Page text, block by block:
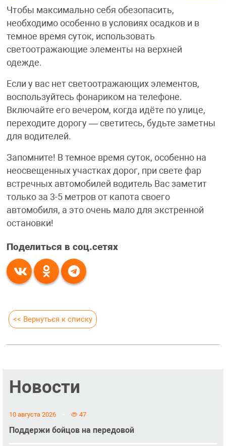
Чтобы максимально себя обезопасить,
необходимо особенно в условиях осадков и в
темное время суток, использовать
светоотражающие элементы на верхней
одежде.
Если у вас нет светоотражающих элементов,
воспользуйтесь фонариком на телефоне.
Включайте его вечером, когда идёте по улице,
переходите дорогу — светитесь, будьте заметны
для водителей.
Запомните! В темное время суток, особенно на
неосвещенных участках дорог, при свете фар
встречных автомобилей водитель Вас заметит
только за 3-5 метров от капота своего
автомобиля, а это очень мало для экстренной
остановки!
Поделиться в соц.сетях
<< Вернуться к списку
Новости
10 августа 2026 47
Поддержи бойцов на передовой